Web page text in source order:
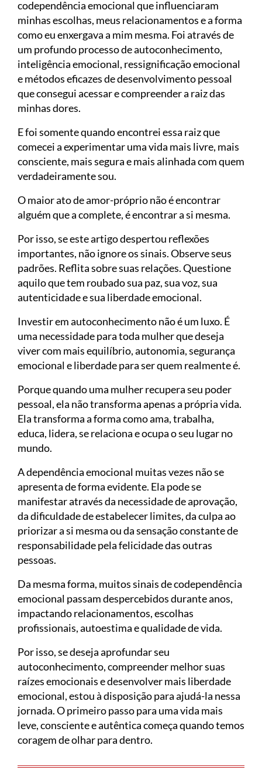
codependência emocional que influenciaram
minhas escolhas, meus relacionamentos e a forma
como eu enxergava a mim mesma. Foi através de
um profundo processo de autoconhecimento,
inteligência emocional, ressignificação emocional
e métodos eficazes de desenvolvimento pessoal
que consegui acessar e compreender a raiz das
minhas dores.
E foi somente quando encontrei essa raiz que
comecei a experimentar uma vida mais livre, mais
consciente, mais segura e mais alinhada com quem
verdadeiramente sou.
O maior ato de amor-próprio não é encontrar
alguém que a complete, é encontrar a si mesma.
Por isso, se este artigo despertou reflexões
importantes, não ignore os sinais. Observe seus
padrões. Reflita sobre suas relações. Questione
aquilo que tem roubado sua paz, sua voz, sua
autenticidade e sua liberdade emocional.
Investir em autoconhecimento não é um luxo. É
uma necessidade para toda mulher que deseja
viver com mais equilíbrio, autonomia, segurança
emocional e liberdade para ser quem realmente é.
Porque quando uma mulher recupera seu poder
pessoal, ela não transforma apenas a própria vida.
Ela transforma a forma como ama, trabalha,
educa, lidera, se relaciona e ocupa o seu lugar no
mundo.
A dependência emocional muitas vezes não se
apresenta de forma evidente. Ela pode se
manifestar através da necessidade de aprovação,
da dificuldade de estabelecer limites, da culpa ao
priorizar a si mesma ou da sensação constante de
responsabilidade pela felicidade das outras
pessoas.
Da mesma forma, muitos sinais de codependência
emocional passam despercebidos durante anos,
impactando relacionamentos, escolhas
profissionais, autoestima e qualidade de vida.
Por isso, se deseja aprofundar seu
autoconhecimento, compreender melhor suas
raízes emocionais e desenvolver mais liberdade
emocional, estou à disposição para ajudá-la nessa
jornada. O primeiro passo para uma vida mais
leve, consciente e autêntica começa quando temos
coragem de olhar para dentro.